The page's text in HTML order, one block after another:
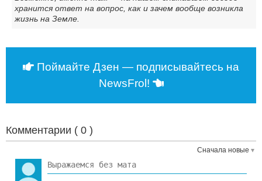
хранится ответ на вопрос, как и зачем вообще возникла
жизнь на Земле.
Поймайте Дзен — подписывайтесь на
NewsFrol!
Комментарии ( 0 )
Сначала новые